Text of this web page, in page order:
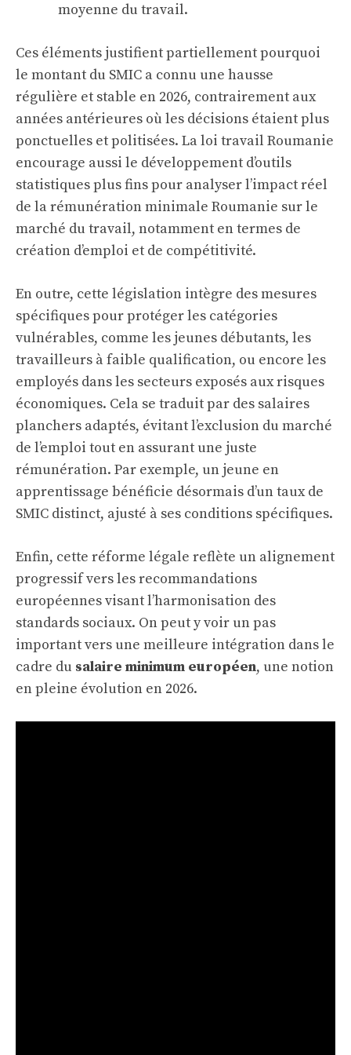
moyenne du travail.
Ces éléments justifient partiellement pourquoi
le montant du SMIC a connu une hausse
régulière et stable en 2026, contrairement aux
années antérieures où les décisions étaient plus
ponctuelles et politisées. La loi travail Roumanie
encourage aussi le développement d’outils
statistiques plus fins pour analyser l’impact réel
de la rémunération minimale Roumanie sur le
marché du travail, notamment en termes de
création d’emploi et de compétitivité.
En outre, cette législation intègre des mesures
spécifiques pour protéger les catégories
vulnérables, comme les jeunes débutants, les
travailleurs à faible qualification, ou encore les
employés dans les secteurs exposés aux risques
économiques. Cela se traduit par des salaires
planchers adaptés, évitant l’exclusion du marché
de l’emploi tout en assurant une juste
rémunération. Par exemple, un jeune en
apprentissage bénéficie désormais d’un taux de
SMIC distinct, ajusté à ses conditions spécifiques.
Enfin, cette réforme légale reflète un alignement
progressif vers les recommandations
européennes visant l’harmonisation des
standards sociaux. On peut y voir un pas
important vers une meilleure intégration dans le
cadre du salaire minimum européen, une notion
en pleine évolution en 2026.